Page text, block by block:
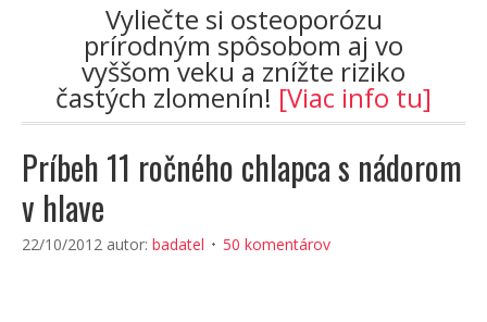
Vyliečte si osteoporózu
prírodným spôsobom aj vo
vyššom veku a znížte riziko
častých zlomenín! [Viac info tu]
Príbeh 11 ročného chlapca s nádorom
v hlave
22/10/2012 autor: badatel 50 komentárov